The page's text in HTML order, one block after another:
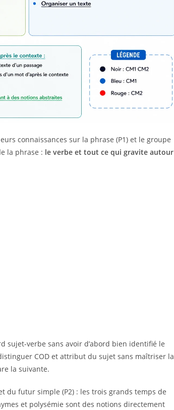
connaissances sur la phrase (P1) et le groupe
la phrase : le verbe et tout ce qui gravite autour
sujet-verbe sans avoir d’abord bien identifié le
COD et attribut du sujet sans maîtriser la
la suivante.
du futur simple (P2) : les trois grands temps de
et polysémie sont des notions directement